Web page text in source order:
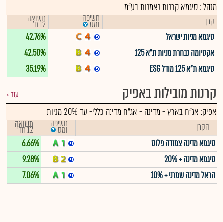
מנהל : סיגמא קרנות נאמנות בע"מ
קרן חשיפה
ומס תשואה
12 ח'
סיגמא מניות ישראל
42.76%
אקסיומה נבחרת מניות ת"א 125
42.50%
סיגמא ת"א 125 מודל ESG
35.19%
קרנות מובילות באפיק עוד
אפיק: אג"ח בארץ - מדינה-אג"ח מדינה כללי- עד 20% מניות
הקרן חשיפה
ומס תשואה
12 חד'
סיגמא מדינה צמודה פלוס
6.66%
סיגמא מדינה + 20%
9.28%
הראל מדינה שמרני + 10%
7.06%